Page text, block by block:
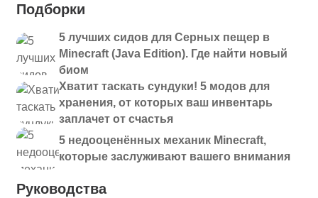
Подборки
5 лучших сидов для Серных пещер в
Minecraft (Java Edition). Где найти новый
биом
Хватит таскать сундуки! 5 модов для
хранения, от которых ваш инвентарь
заплачет от счастья
5 недооценённых механик Minecraft,
которые заслуживают вашего внимания
Руководства